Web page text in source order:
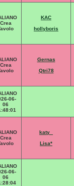
Crea
KAC
hollyboris
Crea
Gernas
Qtri78
06-
06
Crea
katy_
Lisa*
06-
06